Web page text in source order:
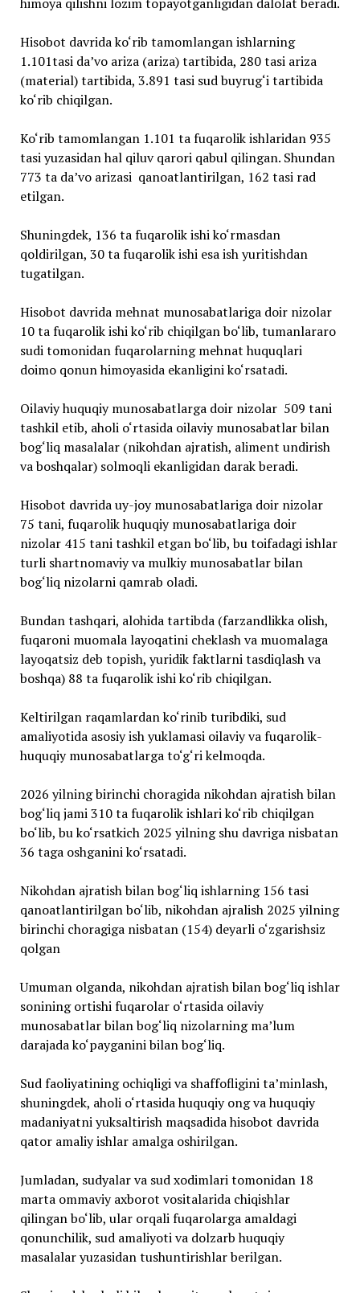
Hisobot davrida ko‘rib tamomlangan ishlarning
1.101tasi daʼvo ariza (ariza) tartibida, 280 tasi ariza
(material) tartibida, 3.891 tasi sud buyrug‘i tartibida
ko‘rib chiqilgan.
Ko‘rib tamomlangan 1.101 ta fuqarolik ishlaridan 935
tasi yuzasidan hal qiluv qarori qabul qilingan. Shundan
773 ta daʼvo arizasi qanoatlantirilgan, 162 tasi rad
etilgan.
Shuningdek, 136 ta fuqarolik ishi ko‘rmasdan
qoldirilgan, 30 ta fuqarolik ishi esa ish yuritishdan
tugatilgan.
Hisobot davrida mehnat munosabatlariga doir nizolar
10 ta fuqarolik ishi ko‘rib chiqilgan bo‘lib, tumanlararo
sudi tomonidan fuqarolarning mehnat huquqlari
doimo qonun himoyasida ekanligini ko‘rsatadi.
Oilaviy huquqiy munosabatlarga doir nizolar 509 tani
tashkil etib, aholi o‘rtasida oilaviy munosabatlar bilan
bog‘liq masalalar (nikohdan ajratish, aliment undirish
va boshqalar) solmoqli ekanligidan darak beradi.
Hisobot davrida uy-joy munosabatlariga doir nizolar
75 tani, fuqarolik huquqiy munosabatlariga doir
nizolar 415 tani tashkil etgan bo‘lib, bu toifadagi ishlar
turli shartnomaviy va mulkiy munosabatlar bilan
bog‘liq nizolarni qamrab oladi.
Bundan tashqari, alohida tartibda (farzandlikka olish,
fuqaroni muomala layoqatini cheklash va muomalaga
layoqatsiz deb topish, yuridik faktlarni tasdiqlash va
boshqa) 88 ta fuqarolik ishi ko‘rib chiqilgan.
Keltirilgan raqamlardan ko‘rinib turibdiki, sud
amaliyotida asosiy ish yuklamasi oilaviy va fuqarolik-
huquqiy munosabatlarga to‘g‘ri kelmoqda.
2026 yilning birinchi choragida nikohdan ajratish bilan
bog‘liq jami 310 ta fuqarolik ishlari ko‘rib chiqilgan
bo‘lib, bu ko‘rsatkich 2025 yilning shu davriga nisbatan
36 taga oshganini ko‘rsatadi.
Nikohdan ajratish bilan bog‘liq ishlarning 156 tasi
qanoatlantirilgan bo‘lib, nikohdan ajralish 2025 yilning
birinchi choragiga nisbatan (154) deyarli o‘zgarishsiz
qolgan
Umuman olganda, nikohdan ajratish bilan bog‘liq ishlar
sonining ortishi fuqarolar o‘rtasida oilaviy
munosabatlar bilan bog‘liq nizolarning maʼlum
darajada ko‘payganini bilan bog‘liq.
Sud faoliyatining ochiqligi va shaffofligini taʼminlash,
shuningdek, aholi o‘rtasida huquqiy ong va huquqiy
madaniyatni yuksaltirish maqsadida hisobot davrida
qator amaliy ishlar amalga oshirilgan.
Jumladan, sudyalar va sud xodimlari tomonidan 18
marta ommaviy axborot vositalarida chiqishlar
qilingan bo‘lib, ular orqali fuqarolarga amaldagi
qonunchilik, sud amaliyoti va dolzarb huquqiy
masalalar yuzasidan tushuntirishlar berilgan.